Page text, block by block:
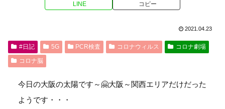
LINE コピー
2021.04.23
#日記 5G PCR検査 コロナウィルス
コロナ劇場
コロナ脳
今日の大阪の太陽です～🤗大阪～関西エリアだけだった
ようです・・・